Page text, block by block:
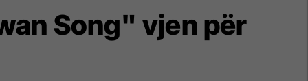
Song" vjen për